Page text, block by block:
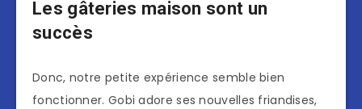
Les gâteries maison sont un
succès
Donc, notre petite expérience semble bien
fonctionner. Gobi adore ses nouvelles friandises,